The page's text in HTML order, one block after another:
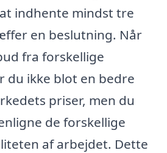
indhente mindst tre
en beslutning. Når
fra forskellige
du ikke blot en bedre
priser, men du
de forskellige
af arbejdet. Dette